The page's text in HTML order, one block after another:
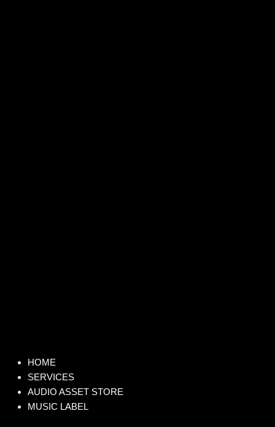
HOME
SERVICES
AUDIO ASSET STORE
MUSIC LABEL